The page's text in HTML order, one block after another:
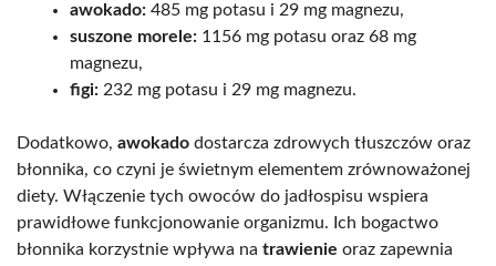
awokado: 485 mg potasu i 29 mg magnezu,
suszone morele: 1156 mg potasu oraz 68 mg
magnezu,
figi: 232 mg potasu i 29 mg magnezu.
Dodatkowo, awokado dostarcza zdrowych tłuszczów oraz
błonnika, co czyni je świetnym elementem zrównoważonej
diety. Włączenie tych owoców do jadłospisu wspiera
prawidłowe funkcjonowanie organizmu. Ich bogactwo
błonnika korzystnie wpływa na trawienie oraz zapewnia